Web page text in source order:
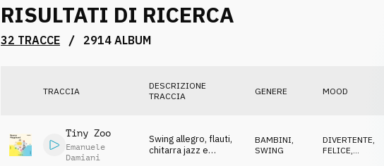
RISULTATI DI RICERCA
32 TRACCE / 2914 ALBUM
TRACCIA
DESCRIZIONE
TRACCIA
GENERE MOOD
Tiny Zoo
Emanuele
Damiani
Swing allegro, flauti,
chitarra jazz e
BAMBINI,
SWING
DIVERTENTE,
FELICE,